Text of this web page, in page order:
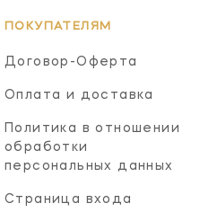
ПОКУПАТЕЛЯМ
Договор-Оферта
Оплата и доставка
Политика в отношении
обработки
персональных данных
Страница входа